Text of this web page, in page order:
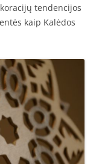
tendencijos
kaip Kalėdos